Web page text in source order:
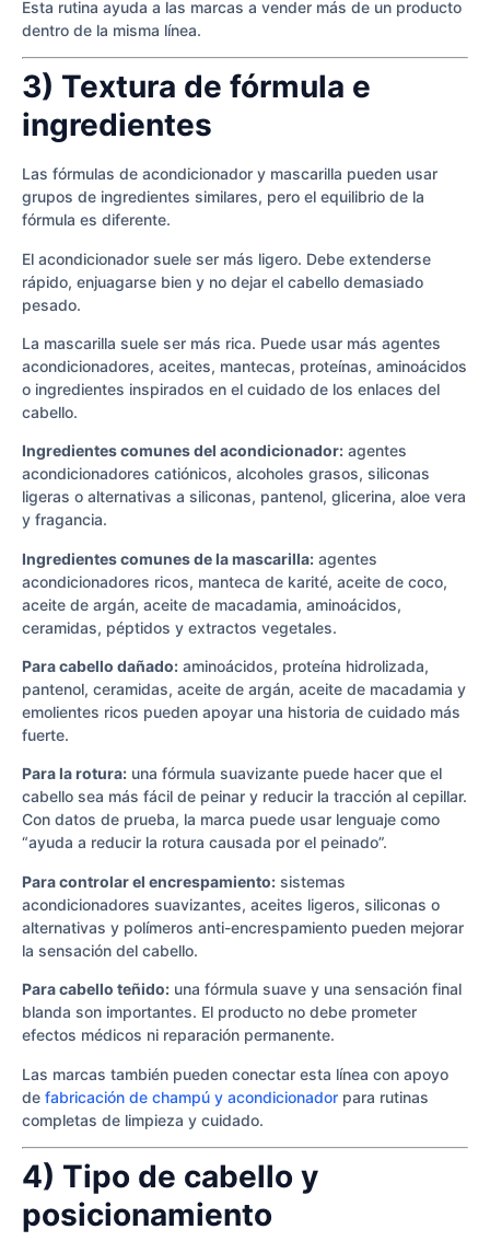
Esta rutina ayuda a las marcas a vender más de un producto
dentro de la misma línea.
3) Textura de fórmula e
ingredientes
Las fórmulas de acondicionador y mascarilla pueden usar
grupos de ingredientes similares, pero el equilibrio de la
fórmula es diferente.
El acondicionador suele ser más ligero. Debe extenderse
rápido, enjuagarse bien y no dejar el cabello demasiado
pesado.
La mascarilla suele ser más rica. Puede usar más agentes
acondicionadores, aceites, mantecas, proteínas, aminoácidos
o ingredientes inspirados en el cuidado de los enlaces del
cabello.
Ingredientes comunes del acondicionador: agentes
acondicionadores catiónicos, alcoholes grasos, siliconas
ligeras o alternativas a siliconas, pantenol, glicerina, aloe vera
y fragancia.
Ingredientes comunes de la mascarilla: agentes
acondicionadores ricos, manteca de karité, aceite de coco,
aceite de argán, aceite de macadamia, aminoácidos,
ceramidas, péptidos y extractos vegetales.
Para cabello dañado: aminoácidos, proteína hidrolizada,
pantenol, ceramidas, aceite de argán, aceite de macadamia y
emolientes ricos pueden apoyar una historia de cuidado más
fuerte.
Para la rotura: una fórmula suavizante puede hacer que el
cabello sea más fácil de peinar y reducir la tracción al cepillar.
Con datos de prueba, la marca puede usar lenguaje como
“ayuda a reducir la rotura causada por el peinado”.
Para controlar el encrespamiento: sistemas
acondicionadores suavizantes, aceites ligeros, siliconas o
alternativas y polímeros anti-encrespamiento pueden mejorar
la sensación del cabello.
Para cabello teñido: una fórmula suave y una sensación final
blanda son importantes. El producto no debe prometer
efectos médicos ni reparación permanente.
Las marcas también pueden conectar esta línea con apoyo
de fabricación de champú y acondicionador para rutinas
completas de limpieza y cuidado.
4) Tipo de cabello y
posicionamiento